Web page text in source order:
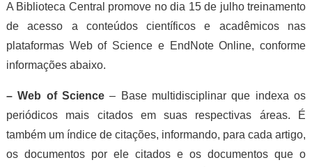
A Biblioteca Central promove no dia 15 de julho treinamento
de acesso a conteúdos científicos e acadêmicos nas
plataformas Web of Science e EndNote Online, conforme
informações abaixo.
– Web of Science– Base multidisciplinar que indexa os
periódicos mais citados em suas respectivas áreas. É
também um índice de citações, informando, para cada artigo,
os documentos por ele citados e os documentos que o